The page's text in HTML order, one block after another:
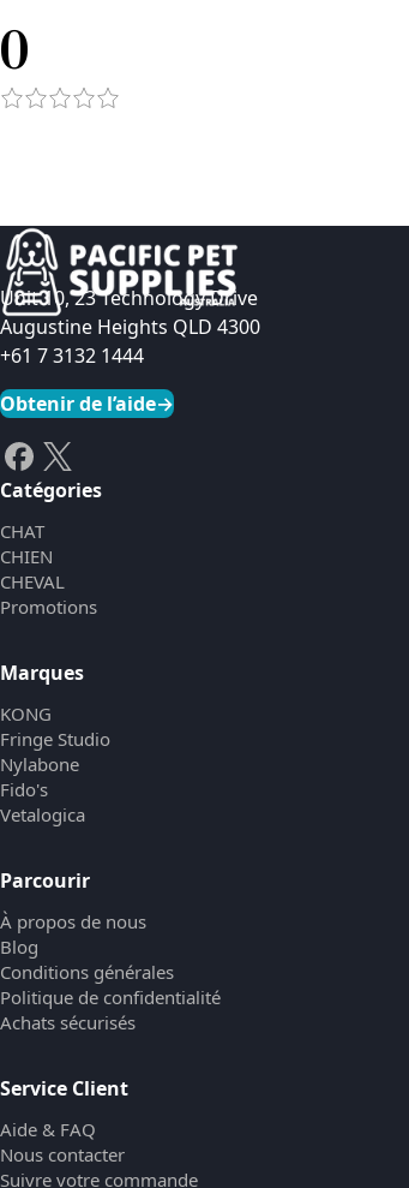
0
Unit 10, 23 Technology Drive
Augustine Heights QLD 4300
+61 7 3132 1444
Obtenir de l’aide→
Catégories
CHAT
CHIEN
CHEVAL
Promotions
Marques
KONG
Fringe Studio
Nylabone
Fido's
Vetalogica
Parcourir
À propos de nous
Blog
Conditions générales
Politique de confidentialité
Achats sécurisés
Service Client
Aide & FAQ
Nous contacter
Suivre votre commande